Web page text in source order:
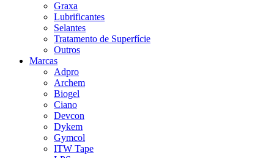
Graxa
Lubrificantes
Selantes
Tratamento de Superfície
Outros
Marcas
Adpro
Archem
Biogel
Ciano
Devcon
Dykem
Gymcol
ITW Tape